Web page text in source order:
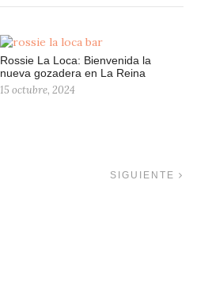
Rossie La Loca: Bienvenida la
nueva gozadera en La Reina
15 octubre, 2024
SIGUIENTE